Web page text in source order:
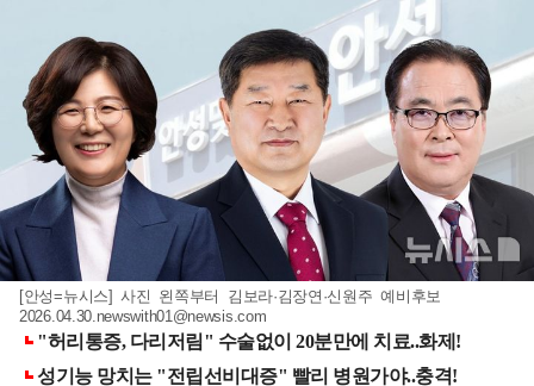
[안성=뉴시스] 사진 왼쪽부터 김보라·김장연·신원주 예비후보
2026.04.30.newswith01@newsis.com